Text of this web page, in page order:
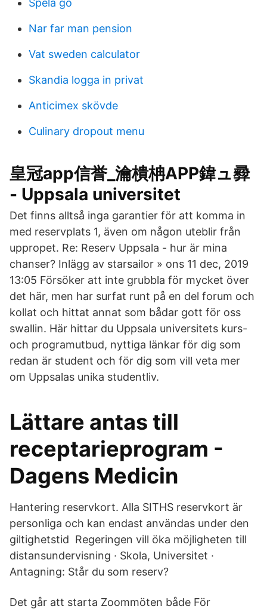
Spela go
Nar far man pension
Vat sweden calculator
Skandia logga in privat
Anticimex skövde
Culinary dropout menu
皇冠app信誉_瀹樻柟APP鍏ュ彛
- Uppsala universitet
Det finns alltså inga garantier för att komma in
med reservplats 1, även om någon uteblir från
uppropet. Re: Reserv Uppsala - hur är mina
chanser? Inlägg av starsailor » ons 11 dec, 2019
13:05 Försöker att inte grubbla för mycket över
det här, men har surfat runt på en del forum och
kollat och hittat annat som bådar gott för oss
swallin. Här hittar du Uppsala universitets kurs-
och programutbud, nyttiga länkar för dig som
redan är student och för dig som vill veta mer
om Uppsalas unika studentliv.
Lättare antas till
receptarieprogram -
Dagens Medicin
Hantering reservkort. Alla SITHS reservkort är
personliga och kan endast användas under den
giltighetstid Regeringen vill öka möjligheten till
distansundervisning · Skola, Universitet ·
Antagning: Står du som reserv?
Det går att starta Zoommöten både För